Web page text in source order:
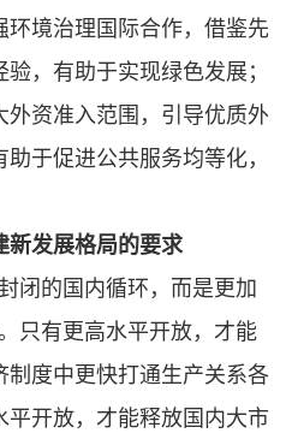
环境治理国际合作，借鉴先
，有助于实现绿色发展；
外资准入范围，引导优质外
于促进公共服务均等化，
新发展格局的要求
闭的国内循环，而是更加
只有更高水平开放，才能
制度中更快打通生产关系各
开放，才能释放国内大市